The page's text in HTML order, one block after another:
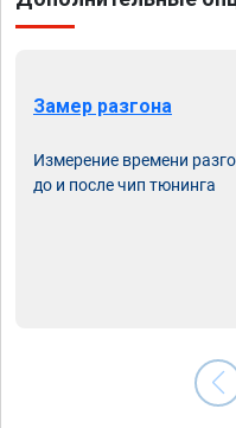
Замер разгона
Измерение времени
до и после чип тюнинга